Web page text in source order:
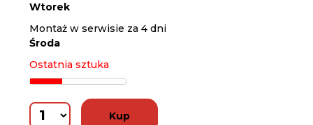
Wtorek
Montaż w serwisie za 4 dni
Środa
Ostatnia sztuka
Kup